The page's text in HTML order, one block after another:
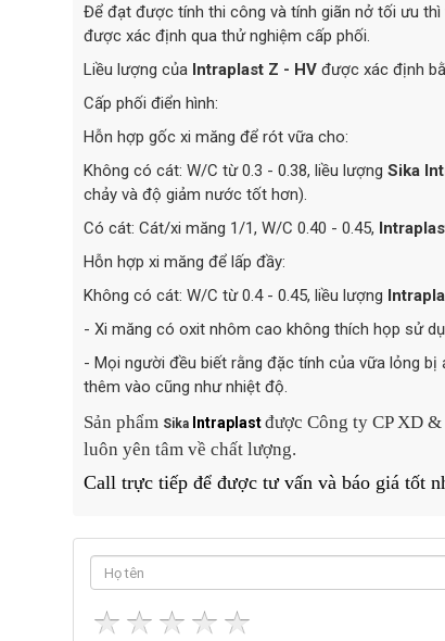
Để đạt được tính thi công và tính giãn nở tối ưu
được xác định qua thử nghiệm cấp phối.
Liều lượng của Intraplast Z - HV được xác định
Cấp phối điển hình:
Hỗn hợp gốc xi măng để rót vữa cho:
Không có cát: W/C từ 0.3 - 0.38, liều lượng Sika
chảy và độ giảm nước tốt hơn).
Có cát: Cát/xi măng 1/1, W/C 0.40 - 0.45,
Hỗn hợp xi măng để lấp đầy:
Không có cát: W/C từ 0.4 - 0.45, liều lượng
- Xi măng có oxit nhôm cao không thích họp sử
- Mọi người đều biết rằng đặc tính của vữa lỏng
thêm vào cũng như nhiệt độ.
Sản phẩm Sika Intraplastđược Công ty CP XD
luôn yên tâm về chất lượng.
Call trực tiếp để được tư vấn và báo giá tốt